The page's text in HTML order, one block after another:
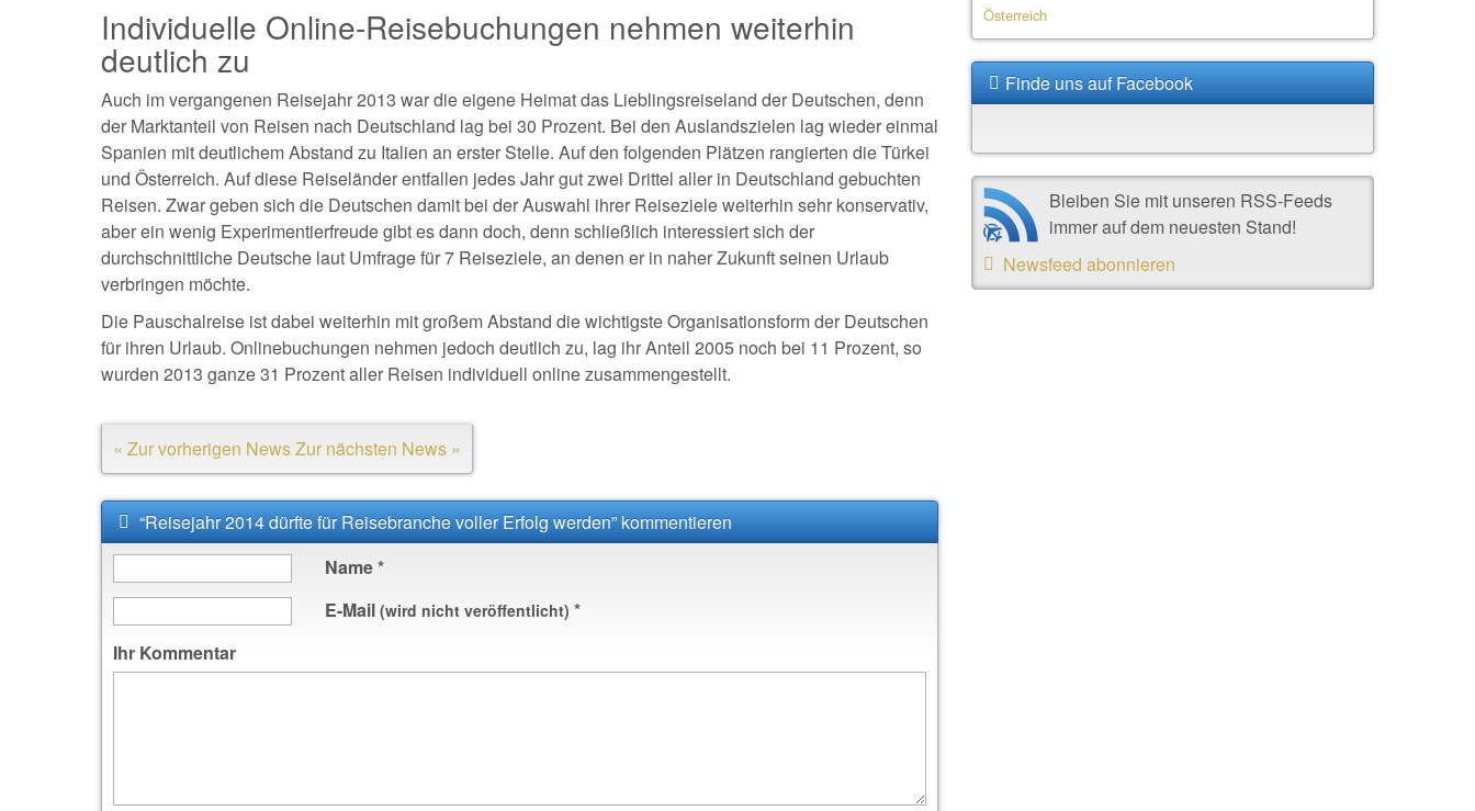
Individuelle Online-Reisebuchungen nehmen weiterhin
deutlich zu
Auch im vergangenen Reisejahr 2013 war die eigene Heimat das Lieblingsreiseland der Deutschen, denn
der Marktanteil von Reisen nach Deutschland lag bei 30 Prozent. Bei den Auslandszielen lag wieder einmal
Spanien mit deutlichem Abstand zu Italien an erster Stelle. Auf den folgenden Plätzen rangierten die Türkei
und Österreich. Auf diese Reiseländer entfallen jedes Jahr gut zwei Drittel aller in Deutschland gebuchten
Reisen. Zwar geben sich die Deutschen damit bei der Auswahl ihrer Reiseziele weiterhin sehr konservativ,
aber ein wenig Experimentierfreude gibt es dann doch, denn schließlich interessiert sich der
durchschnittliche Deutsche laut Umfrage für 7 Reiseziele, an denen er in naher Zukunft seinen Urlaub
verbringen möchte.
Die Pauschalreise ist dabei weiterhin mit großem Abstand die wichtigste Organisationsform der Deutschen
für ihren Urlaub. Onlinebuchungen nehmen jedoch deutlich zu, lag ihr Anteil 2005 noch bei 11 Prozent, so
wurden 2013 ganze 31 Prozent aller Reisen individuell online zusammengestellt.
« Zur vorherigen NewsZur nächsten News »
“Reisejahr 2014 dürfte für Reisebranche voller Erfolg werden” kommentieren
Name*
E-Mail (wird nicht veröffentlicht) *
Ihr Kommentar
Österreich
Finde uns auf Facebook
Bleiben Sie mit unseren RSS-Feeds
immer auf dem neuesten Stand!
Newsfeed abonnieren